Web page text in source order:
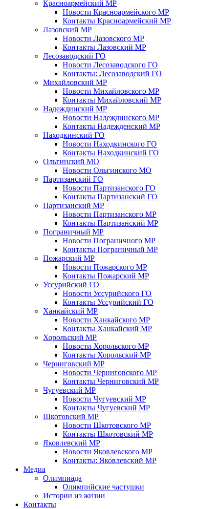
Красноармейский МР
Новости Красноармейского МР
Контакты Красноармейский МР
Лазовский МР
Новости Лазовского МР
Контакты Лазовский МР
Лесозаводский ГО
Новости Лесозаводского ГО
Контакты: Лесозаводский ГО
Михайловский МР
Новости Михайловского МР
Контакты Михайловский МР
Надеждинский МР
Новости Надеждинского МР
Контакты Надежденский МР
Находкинский ГО
Новости Находкинского ГО
Контакты Находкинский ГО
Ольгинский МО
Новости Ольгинского МО
Партизанский ГО
Новости Партизанского ГО
Контакты Партизанский ГО
Партизанский МР
Новости Партизанского МР
Контакты Партизанский МР
Пограничный МР
Новости Пограничного МР
Контакты Пограничный МР
Пожарский МР
Новости Пожарского МР
Контакты Пожарский МР
Уссурийский ГО
Новости Уссурийского ГО
Контакты Уссурийский ГО
Ханкайский МР
Новости Ханкайского МР
Контакты Ханкайский МР
Хорольский МР
Новости Хорольского МР
Контакты Хорольский МР
Черниговский МР
Новости Черниговского МР
Контакты Черниговский МР
Чугуевский МР
Новости Чугуевский МР
Контакты Чугуевский МР
Шкотовский МР
Новости Шкотовского МР
Контакты Шкотовский МР
Яковлевский МР
Новости Яковлевского МР
Контакты: Яковлевский МР
Медиа
Олимпиада
Олимпийские частушки
Истории из жизни
Контакты